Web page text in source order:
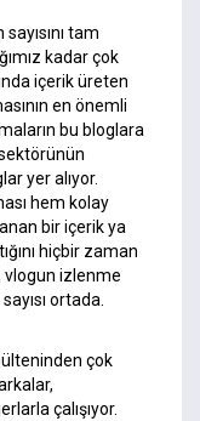
tam
kadar çok
içerik üreten
en önemli
bu bloglara
yer alıyor.
hem kolay
bir içerik ya
hiçbir zaman
vlogun izlenme
ortada.
çok
çalışıyor.